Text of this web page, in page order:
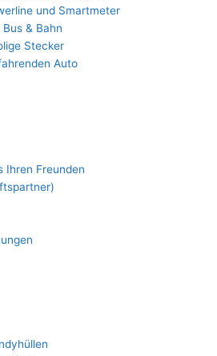
und Smartmeter
& Bahn
Stecker
Auto
Ihren Freunden